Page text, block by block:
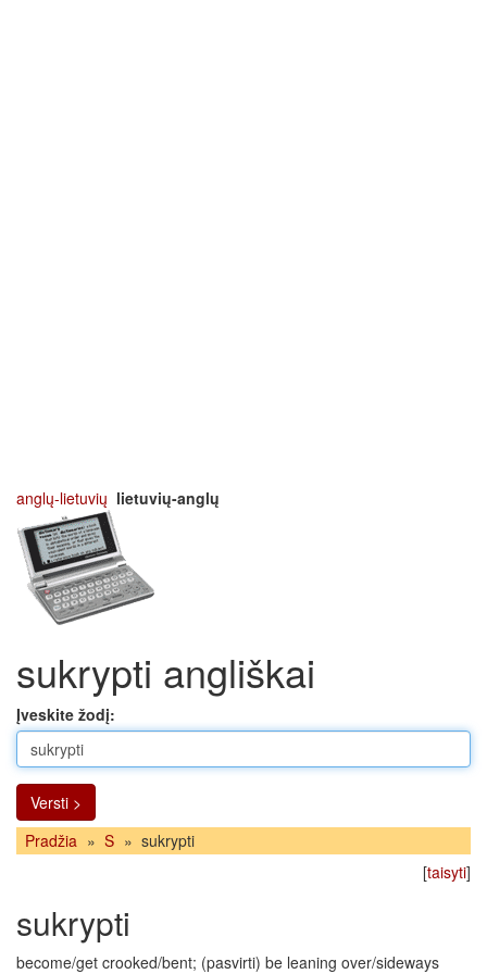
anglų-lietuvių lietuvių-anglų
sukrypti angliškai
Įveskite žodį:
Versti >
Pradžia » S » sukrypti
[taisyti]
sukrypti
become/get crooked/bent; (pasvirti) be leaning over/sideways